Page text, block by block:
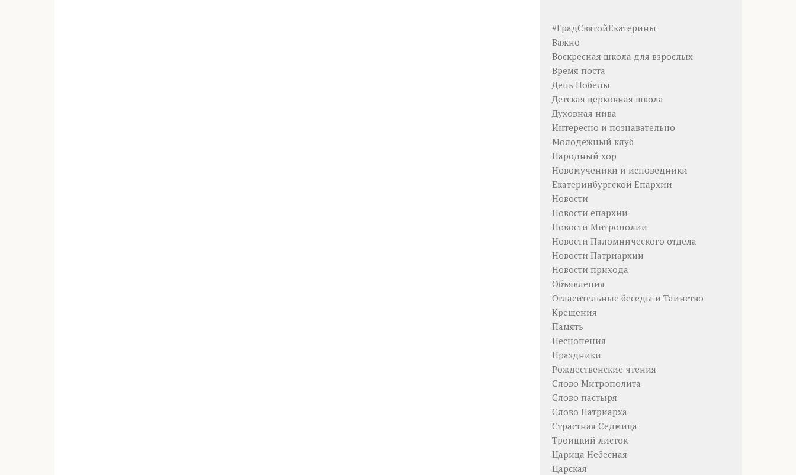
#ГрадСвятойЕкатерины
Важно
Воскресная школа для взрослых
Время поста
День Победы
Детская церковная школа
Духовная нива
Интересно и познавательно
Молодежный клуб
Народный хор
Новомученики и исповедники
Екатеринбургской Епархии
Новости
Новости епархии
Новости Митрополии
Новости Паломнического отдела
Новости Патриархии
Новости прихода
Объявления
Огласительные беседы и Таинство
Крещения
Память
Песнопения
Праздники
Рождественские чтения
Слово Митрополита
Слово пастыря
Слово Патриарха
Страстная Седмица
Троицкий листок
Царица Небесная
Царская